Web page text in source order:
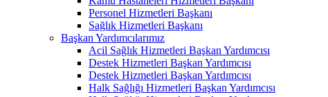
Personel Hizmetleri Başkanı
Sağlık Hizmetleri Başkanı
Başkan Yardımcılarımız
Acil Sağlık Hizmetleri Başkan Yardımcısı
Destek Hizmetleri Başkan Yardımcısı
Destek Hizmetleri Başkan Yardımcısı
Halk Sağlığı Hizmetleri Başkan Yardımcısı